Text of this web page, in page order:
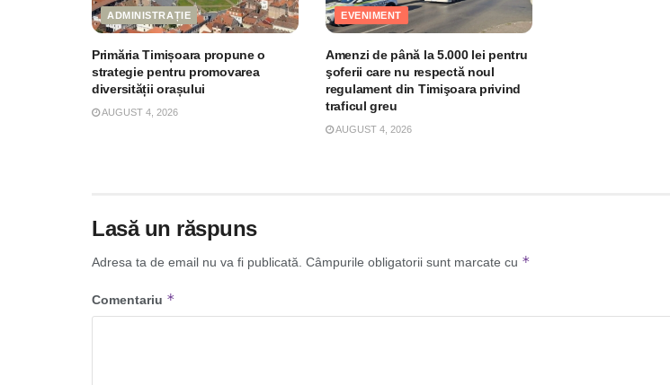
ADMINISTRAȚIE
Primăria Timișoara propune o
strategie pentru promovarea
diversității orașului
AUGUST 4, 2026
EVENIMENT
Amenzi de până la 5.000 lei pentru
şoferii care nu respectă noul
regulament din Timişoara privind
traficul greu
AUGUST 4, 2026
Lasă un răspuns
Adresa ta de email nu va fi publicată. Câmpurile obligatorii sunt marcate cu *
Comentariu *